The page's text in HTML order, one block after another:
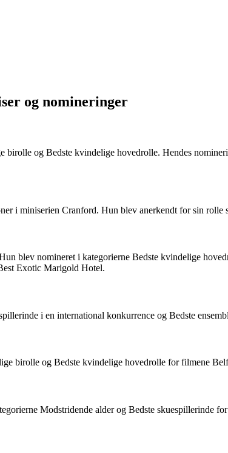
og nomineringer
og Bedste kvindelige hovedrolle. Hendes
i miniserien Cranford. Hun blev anerkendt for sin rolle
blev nomineret i kategorierne Bedste kvindelige
Exotic Marigold Hotel.
i en international konkurrence og Bedste
birolle og Bedste kvindelige hovedrolle for filmene
Modstridende alder og Bedste skuespillerinde